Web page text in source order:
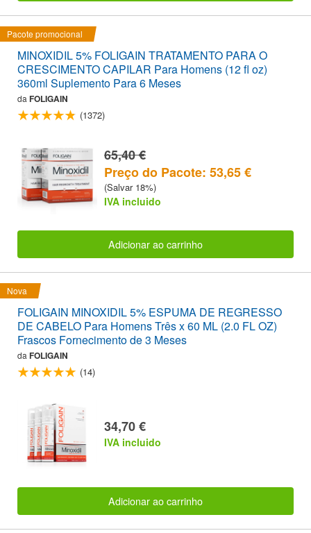
Pacote promocional
MINOXIDIL 5% FOLIGAIN TRATAMENTO PARA O
CRESCIMENTO CAPILAR Para Homens (12 fl oz)
360ml Suplemento Para 6 Meses
da FOLIGAIN
(1372)
65,40 €
Preço do Pacote: 53,65 €
(Salvar 18%)
IVA incluido
Adicionar ao carrinho
Nova
FOLIGAIN MINOXIDIL 5% ESPUMA DE REGRESSO
DE CABELO Para Homens Três x 60 ML (2.0 FL OZ)
Frascos Fornecimento de 3 Meses
da FOLIGAIN
(14)
34,70 €
IVA incluido
Adicionar ao carrinho